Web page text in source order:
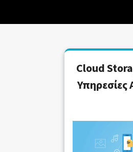
Cloud
Υπηρεσίες